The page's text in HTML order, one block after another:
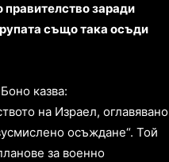
правителство заради
също така осъди
казва:
на Израел, оглавявано
осъждане“. Той
за военно